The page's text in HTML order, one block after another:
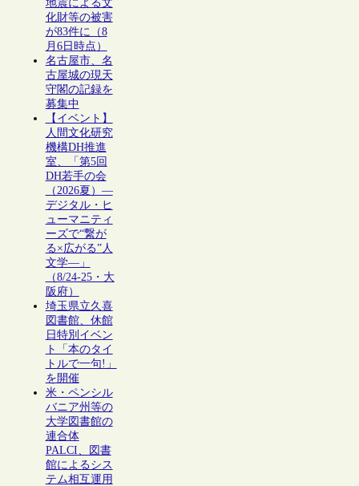
地震による文
化財等の被害
が83件に（8
月6日時点）
名古屋市、名
古屋城の現天
守閣の記録を
募集中
【イベント】
人間文化研究
機構DH推進
室、「第5回
DH若手の会
（2026夏）―
デジタル・ヒ
ューマニティ
ーズで“繋が
る×広がる”人
文学―」
（8/24-25・大
阪府）
埼玉県立久喜
図書館、休館
日特別イベン
ト「本のタイ
トルで一句!」
を開催
米・ペンシル
バニア州等の
大学図書館の
連合体
PALCI、図書
館によるシス
テム相互運用